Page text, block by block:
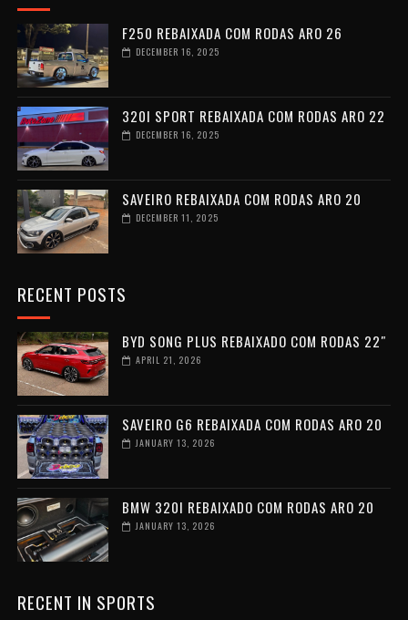
F250 REBAIXADA COM RODAS ARO 26
DECEMBER 16, 2025
320I SPORT REBAIXADA COM RODAS ARO 22
DECEMBER 16, 2025
SAVEIRO REBAIXADA COM RODAS ARO 20
DECEMBER 11, 2025
RECENT POSTS
BYD SONG PLUS REBAIXADO COM RODAS 22″
APRIL 21, 2026
SAVEIRO G6 REBAIXADA COM RODAS ARO 20
JANUARY 13, 2026
BMW 320I REBAIXADO COM RODAS ARO 20
JANUARY 13, 2026
RECENT IN SPORTS